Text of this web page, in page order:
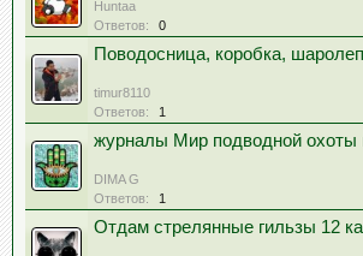
Huntaa
Ответов:
0
Поводосница, коробка,
timur8110
Ответов:
1
журналы Мир подводной охоты
DIMA G
Ответов:
1
Отдам стрелянные гильзы 12